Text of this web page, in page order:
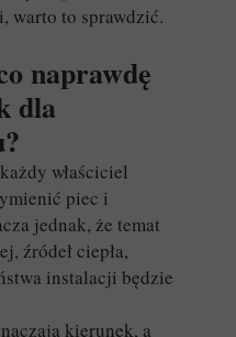
warto to sprawdzić.
naprawdę
dla
właściciel
piec i
jednak, że temat
źródeł ciepła,
instalacji będzie
kierunek, a